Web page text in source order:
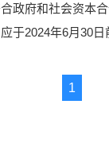
政府和社会资本
于2024年6月30日
1